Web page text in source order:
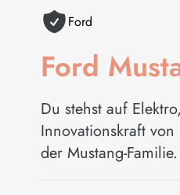
Ford
Ford
Du stehst auf
Innovationskraft
der Mustang-Familie.